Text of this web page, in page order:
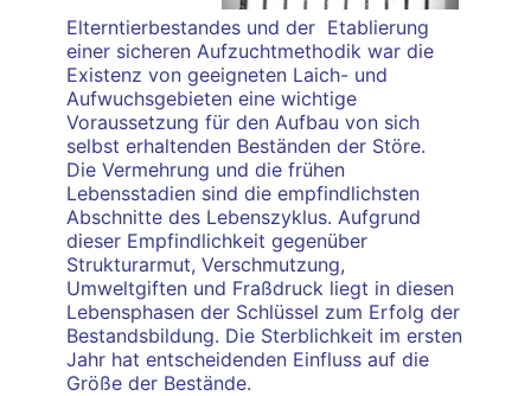
Elterntierbestandes und der Etablierung
einer sicheren Aufzuchtmethodik war die
Existenz von geeigneten Laich- und
Aufwuchsgebieten eine wichtige
Voraussetzung für den Aufbau von sich
selbst erhaltenden Beständen der Störe.
Die Vermehrung und die frühen
Lebensstadien sind die empfindlichsten
Abschnitte des Lebenszyklus. Aufgrund
dieser Empfindlichkeit gegenüber
Strukturarmut, Verschmutzung,
Umweltgiften und Fraßdruck liegt in diesen
Lebensphasen der Schlüssel zum Erfolg der
Bestandsbildung. Die Sterblichkeit im ersten
Jahr hat entscheidenden Einfluss auf die
Größe der Bestände.